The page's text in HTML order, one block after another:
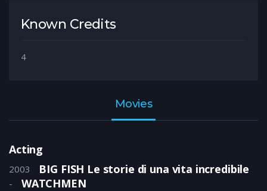
Known Credits
4
Movies
Acting
2003 BIG FISH Le storie di una vita incredibile
- WATCHMEN